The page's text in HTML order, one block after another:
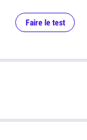
Faire le test